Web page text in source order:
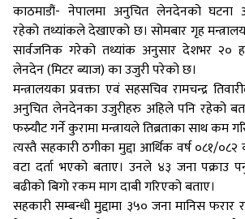
काठमाडौं- नेपालमा अनुचित लेनदेनको घटना
रहेको तथ्यांकले देखाएको छ। सोमबार गृह
सार्वजनिक गरेको तथ्यांक अनुसार देशभर २०
लेनदेन (मिटर ब्याज) का उजुरी परेको छ।
मन्त्रालयका प्रवक्ता एवं सहसचिव रामचन्द्र
अनुचित लेनदेनका उजुरीहरु अहिले पनि रहेको
फस्र्यौट गर्ने कुरामा मन्त्रायले तिब्रताका साथ कम
त्यस्तै सहकारी ठगीका मुद्दा आर्थिक वर्ष ०८१/
वटा दर्ता भएको बताए। उनले ४३ जना पक्राउ
बढीको बिगो रकम माग दाबी गरिएको बताए।
सहकारी सम्बन्धी मुद्दामा ३५० जना मानिस फरार